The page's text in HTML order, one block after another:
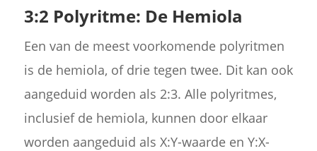
3:2 Polyritme: De Hemiola
Een van de meest voorkomende polyritmen
is de hemiola, of drie tegen twee. Dit kan ook
aangeduid worden als 2:3. Alle polyritmes,
inclusief de hemiola, kunnen door elkaar
worden aangeduid als X:Y-waarde en Y:X-